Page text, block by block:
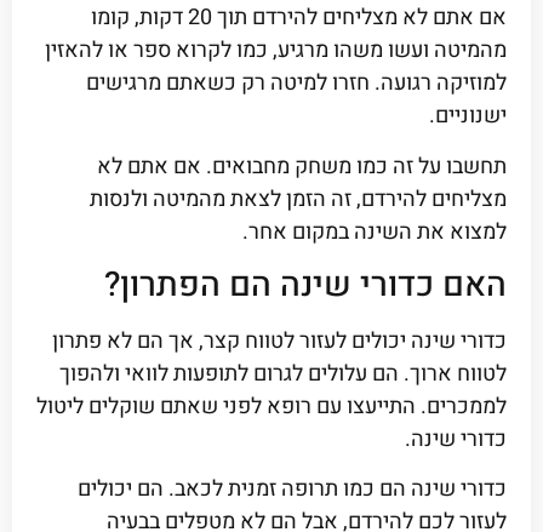
אם אתם לא מצליחים להירדם תוך 20 דקות, קומו
מהמיטה ועשו משהו מרגיע, כמו לקרוא ספר או להאזין
למוזיקה רגועה. חזרו למיטה רק כשאתם מרגישים
ישנוניים.
תחשבו על זה כמו משחק מחבואים. אם אתם לא
מצליחים להירדם, זה הזמן לצאת מהמיטה ולנסות
למצוא את השינה במקום אחר.
האם כדורי שינה הם הפתרון?
כדורי שינה יכולים לעזור לטווח קצר, אך הם לא פתרון
לטווח ארוך. הם עלולים לגרום לתופעות לוואי ולהפוך
לממכרים. התייעצו עם רופא לפני שאתם שוקלים ליטול
כדורי שינה.
כדורי שינה הם כמו תרופה זמנית לכאב. הם יכולים
לעזור לכם להירדם, אבל הם לא מטפלים בבעיה